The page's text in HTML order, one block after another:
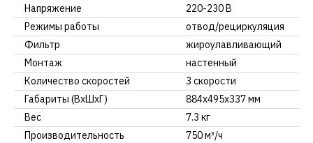
Напряжение
220-230 В
Режимы работы
отвод/рециркуляция
Фильтр
жироулавливающий
Монтаж
настенный
Количество скоростей
3 скорости
Габариты (ВxШxГ)
884x495x337 мм
Вес
7.3 кг
Производительность
750 м³/ч